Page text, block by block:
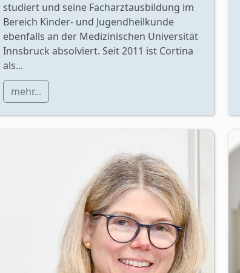
studiert und seine Facharztausbildung im
Bereich Kinder- und Jugendheilkunde
ebenfalls an der Medizinischen Universität
Innsbruck absolviert. Seit 2011 ist Cortina
als...
mehr...